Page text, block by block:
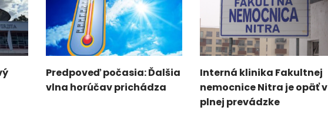
Predpoveď počasia: Ďalšia
vlna horúčav prichádza
Interná klinika Fakultnej
nemocnice Nitra je opäť v
plnej prevádzke